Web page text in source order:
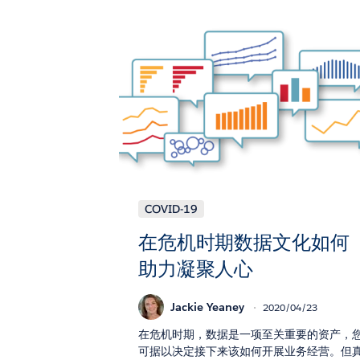
COVID-19
在危机时期数据文化如何
助力凝聚人心
Jackie Yeaney 2020/04/23
在危机时期，数据是一项至关重要的资产，
可据以决定接下来该如何开展业务经营。但